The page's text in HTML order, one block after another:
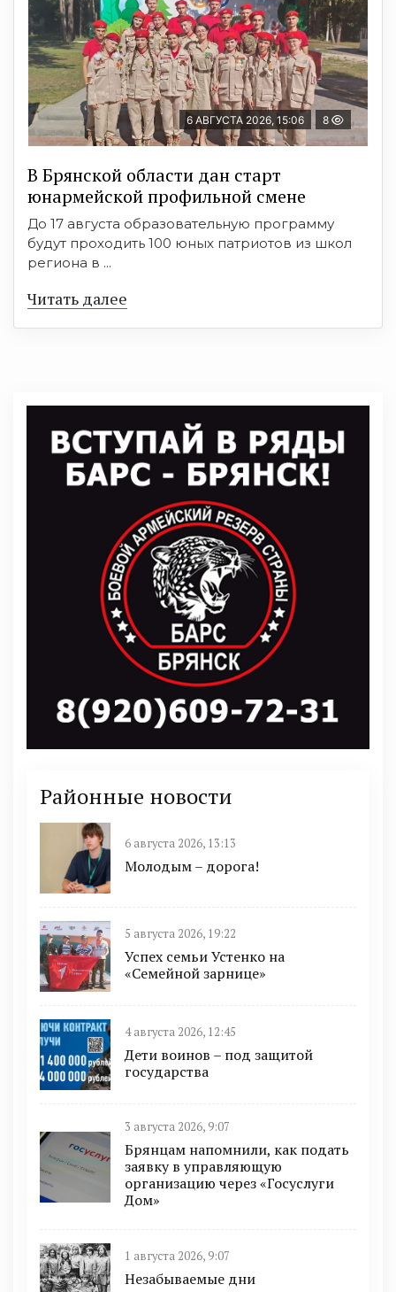
6 АВГУСТА 2026, 15:06 8
В Брянской области дан старт
юнармейской профильной смене
До 17 августа образовательную программу
будут проходить 100 юных патриотов из школ
региона в ...
Читать далее
Районные новости
6 августа 2026, 13:13
Молодым – дорога!
5 августа 2026, 19:22
Успех семьи Устенко на
«Семейной зарнице»
4 августа 2026, 12:45
Дети воинов – под защитой
государства
3 августа 2026, 9:07
Брянцам напомнили, как подать
заявку в управляющую
организацию через «Госуслуги
Дом»
1 августа 2026, 9:07
Незабываемые дни